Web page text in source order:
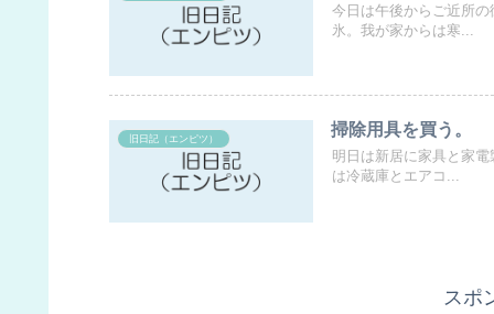
今日は午後からご近所
氷。我が家からは寒...
旧日記（エンピツ） 掃除用具を買う。
明日は新居に家具と家
は冷蔵庫とエアコ...
スポ